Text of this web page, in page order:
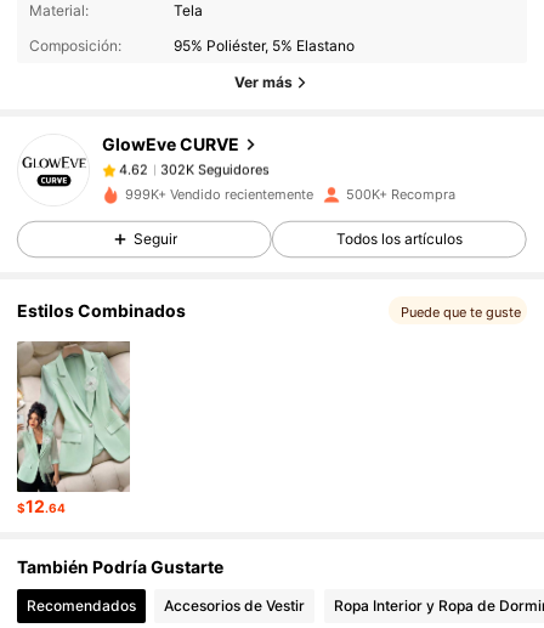
Material:
Tela
Composición:
95% Poliéster, 5% Elastano
Ver más
GlowEve CURVE
4.62
302K Seguidores
y***a pagóHace 13 horas
4.62 302K Seguidores
4.62 302K Seguidores
4.62
4.62
4.62 302K Seguidores
999K+ Vendido recientemente 500K+ Recompra
Seguir Todos los artículos
Estilos Combinados Puede que te guste
$12.64
También Podría Gustarte
Recomendados Accesorios de Vestir Ropa Interior y Ropa de